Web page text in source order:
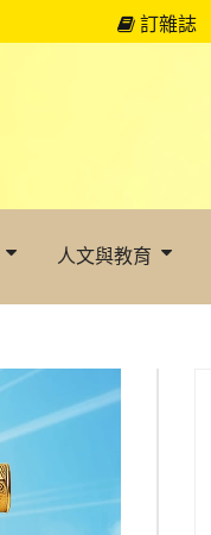
訂雜誌
人文與教育